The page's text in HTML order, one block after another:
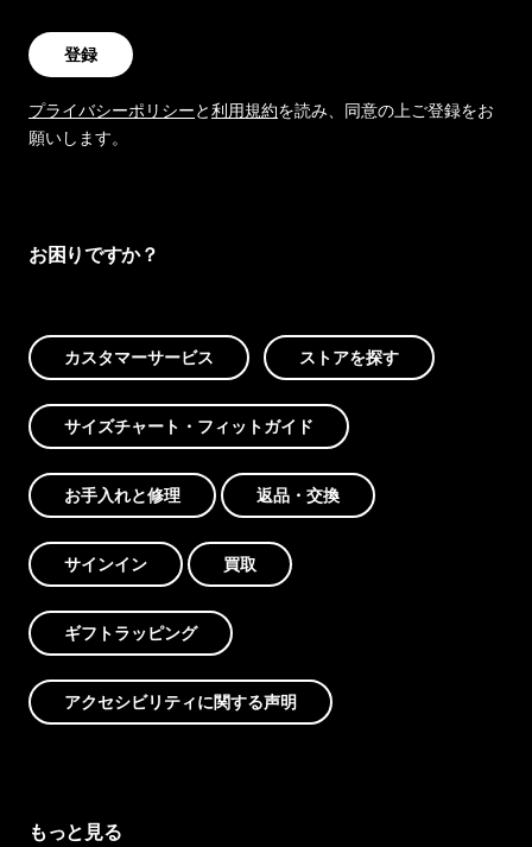
登録
プライバシーポリシーと利用規約を読み、同意の上ご登録をお
願いします。
お困りですか？
カスタマーサービス ストアを探す
サイズチャート・フィットガイド
お手入れと修理 返品・交換
サインイン 買取
ギフトラッピング
アクセシビリティに関する声明
もっと見る